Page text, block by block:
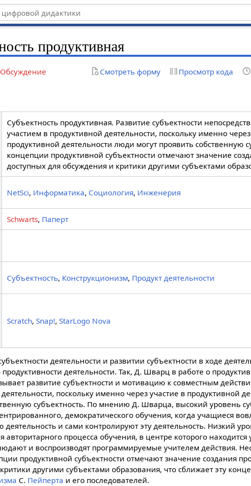
продуктивная
Обсуждение Смотреть форму Просмотр кода
Субъектность продуктивная. Развитие субъектности
участием в продуктивной деятельности, поскольку именно
продуктивной деятельности люди могут проявить собственную
концепции продуктивной субъектности отмечают значение
доступных для обсуждения и критики другими субъектами
NetSci, Информатика, Социология, Инженерия
Schwarts, Паперт
Субъектность, Конструкционизм, Продукт деятельности
Scratch,Snap!,StarLogo Nova
деятельности и развитии субъектности в ходе
деятельности. Так, Д. Шварц в работе о
развитие субъектности и мотивацию к совместным
поскольку именно через участие в продуктивной
субъектность. По мнению Д. Шварца, высокий уровень
демократического обучения, когда учащиеся
деятельность и сами контролируют эту деятельность. Низкий
авторитарного процесса обучения, в центре которого
и воспроизводят программируемые учителем действия.
продуктивной субъектности отмечают значение создания
другими субъектами образования, что сближает эту
С. Пейперта и его последователей.